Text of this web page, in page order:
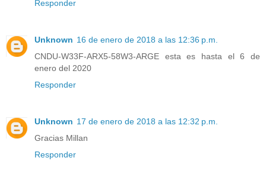
Responder
Unknown 16 de enero de 2018 a las 12:36 p.m.
CNDU-W33F-ARX5-58W3-ARGE esta es hasta el 6 de
enero del 2020
Responder
Unknown 17 de enero de 2018 a las 12:32 p.m.
Gracias Millan
Responder